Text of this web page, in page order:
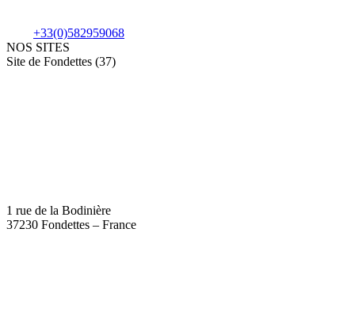
+33(0)582959068
NOS SITES
Site de Fondettes (37)
1 rue de la Bodinière
37230 Fondettes – France